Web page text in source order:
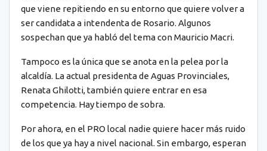
que viene repitiendo en su entorno que quiere volver a
ser candidata a intendenta de Rosario. Algunos
sospechan que ya habló del tema con Mauricio Macri.
Tampoco es la única que se anota en la pelea por la
alcaldía. La actual presidenta de Aguas Provinciales,
Renata Ghilotti, también quiere entrar en esa
competencia. Hay tiempo de sobra.
Por ahora, en el PRO local nadie quiere hacer más ruido
de los que ya hay a nivel nacional. Sin embargo, esperan